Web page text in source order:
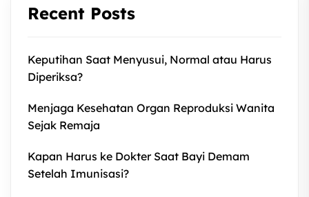
Recent Posts
Keputihan Saat Menyusui, Normal atau Harus
Diperiksa?
Menjaga Kesehatan Organ Reproduksi Wanita
Sejak Remaja
Kapan Harus ke Dokter Saat Bayi Demam
Setelah Imunisasi?